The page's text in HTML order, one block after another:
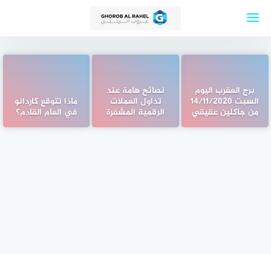
برج العقرب اليوم
السبت 14/11/2020
من جاكلين عقيقي
نصائح هامة عند
تداول العملات
الرقمية المشفرة
ماذا تتوقع كاردانو
في العام القادم؟